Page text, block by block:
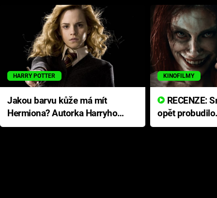
HARRY POTTER
Jakou barvu kůže má mít
Hermiona? Autorka Harryho
Pottera přišla s ráznou
KINOFILMY
opět
přichází s